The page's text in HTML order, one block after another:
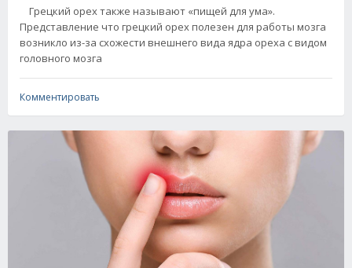
Грецкий орех также называют «пищей для ума».
Представление что грецкий орех полезен для работы мозга
возникло из-за схожести внешнего вида ядра ореха с видом
головного мозга
Комментировать